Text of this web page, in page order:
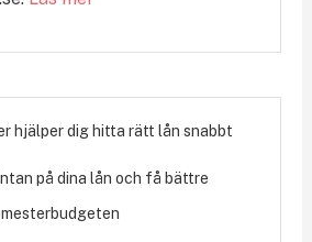
hjälper dig hitta rätt lån snabbt
på dina lån och få bättre